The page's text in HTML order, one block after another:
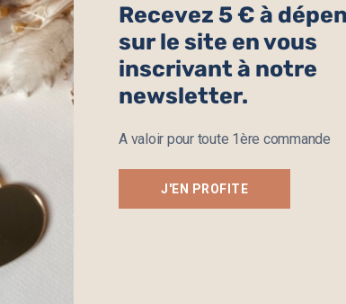
Attrape Rêve Fleurs Séchées
A partir de34.90€
Recevez 5 € à
sur le site en vous
inscrivant à notre
newsletter.
A valoir pour toute 1ère commande
J'EN PROFITE